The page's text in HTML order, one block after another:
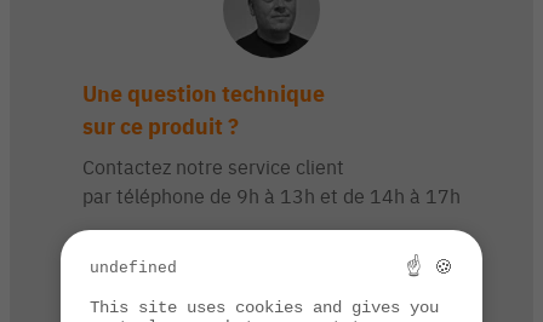
Une question technique
sur ce produit ?
Contactez notre service client
par téléphone de 9h à 13h et de 14h à 17h
03 84 44 67 32
undefined ☝ 🍪
This site uses cookies and gives you